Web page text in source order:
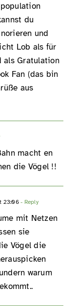
du
und
Lob als für
als Gratulation
Fan (das bin
aus
macht en
die Vögel !!
23:06- Reply
mit Netzen
sie
Vögel die
warum